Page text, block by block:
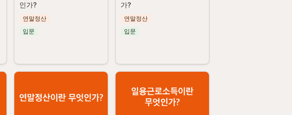
인가?
연말정산
입문
가?
연말정산
입문